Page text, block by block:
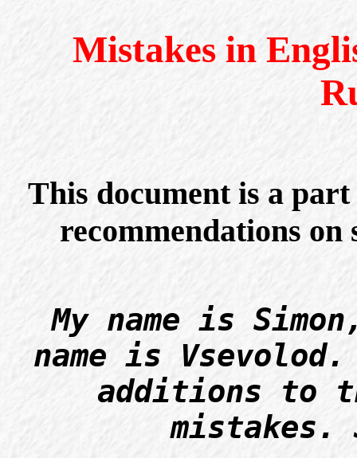
Mistakes in
This document is a
recommendations on
My name is
name is
additions to